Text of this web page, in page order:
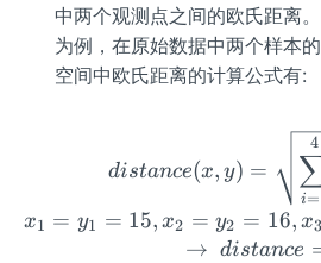
中两个观测点之间的欧氏距离
为例，在原始数据中两个样本
空间中欧氏距离的计算公式有:
distance(x, y) =
i=
4
x1 = y1 = 15, x2 = y2 = 16, x3
→
distance